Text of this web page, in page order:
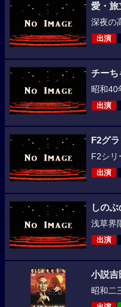
愛・旅
深夜の
出演
チーち
昭和40
出演
F2グ
F2シリ
出演
しのぶ
浅草界
出演
小説吉
昭和二